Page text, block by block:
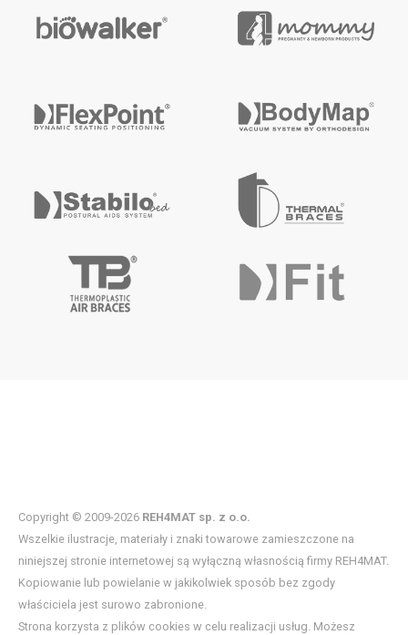
Copyright © 2009-2026 REH4MAT sp. z o.o.
Wszelkie ilustracje, materiały i znaki towarowe zamieszczone na
niniejszej stronie internetowej są wyłączną własnością firmy REH4MAT.
Kopiowanie lub powielanie w jakikolwiek sposób bez zgody
właściciela jest surowo zabronione.
Strona korzysta z plików cookies w celu realizacji usług. Możesz